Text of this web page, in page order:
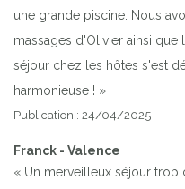
une grande piscine. Nous
massages d'Olivier ainsi que
séjour chez les hôtes s'est
harmonieuse ! »
Publication : 24/04/2025
Franck - Valence
« Un merveilleux séjour trop